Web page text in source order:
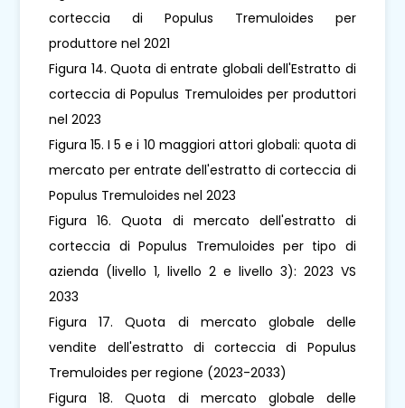
corteccia di Populus Tremuloides per
produttore nel 2021
Figura 14. Quota di entrate globali dell'Estratto di
corteccia di Populus Tremuloides per produttori
nel 2023
Figura 15. I 5 e i 10 maggiori attori globali: quota di
mercato per entrate dell'estratto di corteccia di
Populus Tremuloides nel 2023
Figura 16. Quota di mercato dell'estratto di
corteccia di Populus Tremuloides per tipo di
azienda (livello 1, livello 2 e livello 3): 2023 VS
2033
Figura 17. Quota di mercato globale delle
vendite dell'estratto di corteccia di Populus
Tremuloides per regione (2023-2033)
Figura 18. Quota di mercato globale delle